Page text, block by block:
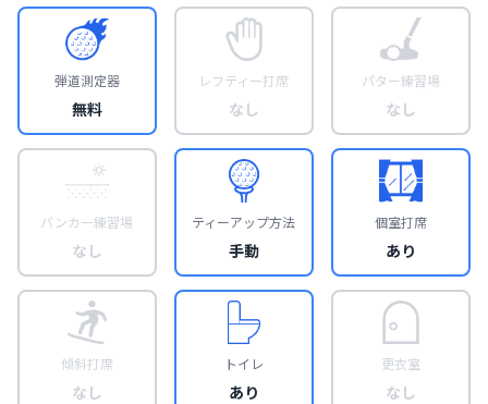
弾道測定器
無料
レフティー打席
なし
パター練習場
なし
バンカー練習場
なし
ティーアップ方法
手動
個室打席
あり
傾斜打席
なし
トイレ
あり
更衣室
なし